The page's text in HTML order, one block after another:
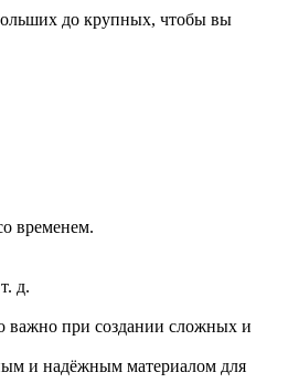
до крупных, чтобы вы
временем.
д.
важно при создании сложных и
и надёжным материалом для